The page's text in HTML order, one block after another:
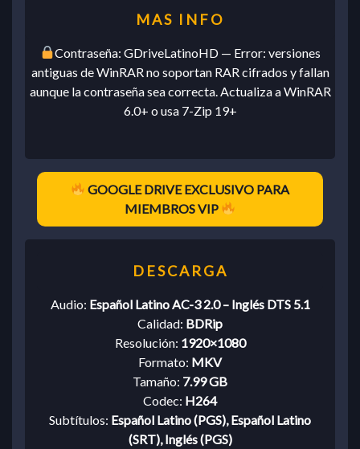
Contraseña: GDriveLatinoHD — Error: versiones
antiguas de WinRAR no soportan RAR cifrados y fallan
aunque la contraseña sea correcta. Actualiza a WinRAR
6.0+ o usa 7-Zip 19+
GOOGLE DRIVE EXCLUSIVO PARA
MIEMBROS VIP
Audio: Español Latino AC-3 2.0 – Inglés DTS 5.1
Calidad: BDRip
Resolución: 1920×1080
Formato: MKV
Tamaño: 7.99 GB
Codec: H264
Subtítulos: Español Latino (PGS), Español Latino
(SRT), Inglés (PGS)